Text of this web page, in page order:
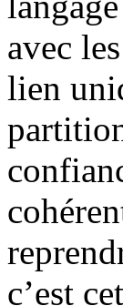
avec
lien
c’est